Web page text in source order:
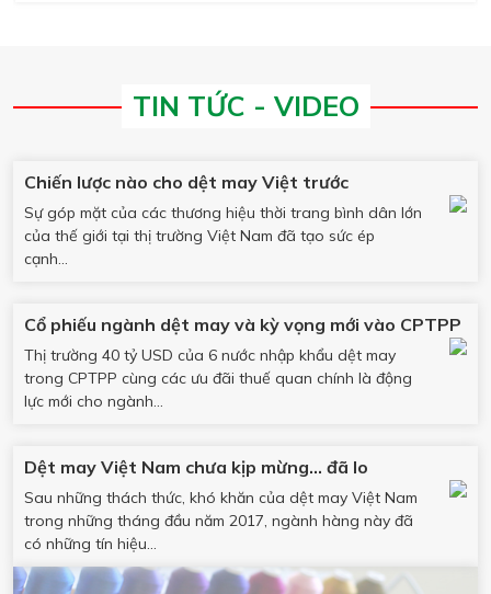
TIN TỨC - VIDEO
Chiến lược nào cho dệt may Việt trước
Sự góp mặt của các thương hiệu thời trang bình dân lớn
của thế giới tại thị trường Việt Nam đã tạo sức ép
cạnh...
Cổ phiếu ngành dệt may và kỳ vọng mới vào CPTPP
Thị trường 40 tỷ USD của 6 nước nhập khẩu dệt may
trong CPTPP cùng các ưu đãi thuế quan chính là động
lực mới cho ngành...
Dệt may Việt Nam chưa kịp mừng… đã lo
Sau những thách thức, khó khăn của dệt may Việt Nam
trong những tháng đầu năm 2017, ngành hàng này đã
có những tín hiệu...